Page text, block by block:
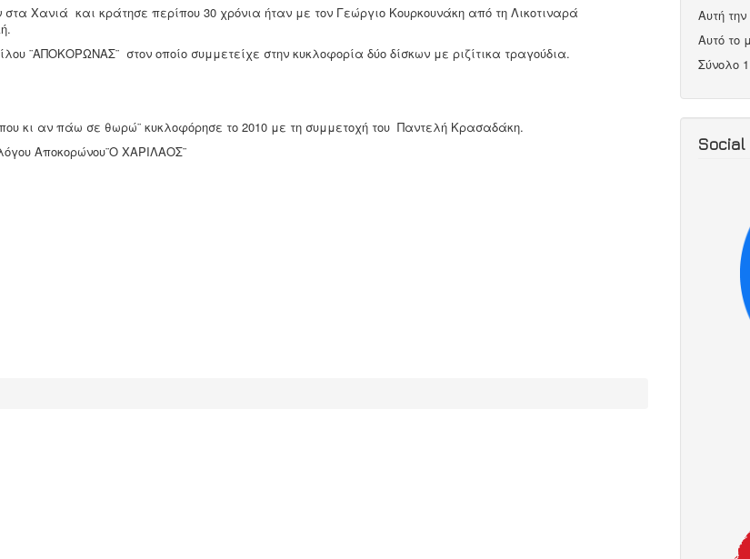
Χανιά και κράτησε περίπου 30 χρόνια ήταν με τον Γεώργιο Κουρκουνάκη από τη Λικοτιναρά
¨ΑΠΟΚΟΡΩΝΑΣ¨ στον οποίο συμμετείχε στην κυκλοφορία δύο δίσκων με ριζίτικα τραγούδια.
κι αν πάω σε θωρώ¨ κυκλοφόρησε το 2010 με τη συμμετοχή του Παντελή Κρασαδάκη.
Αποκορώνου¨Ο ΧΑΡΙΛΑΟΣ¨
Αυτή
Αυτό το
Σύνολο
Social